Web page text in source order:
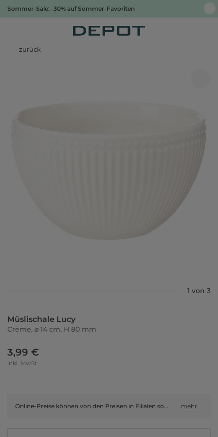
Sommer-Sale: -30% auf Sommer-Favoriten
zurück
1 von 3
Müslischale Lucy
Creme, ⌀ 14 cm, H 80 mm
3,99 €
inkl. MwSt
Online-Preise können von den Preisen in Filialen sowie Shop-in-Shop-Flächen abweichen. mehr